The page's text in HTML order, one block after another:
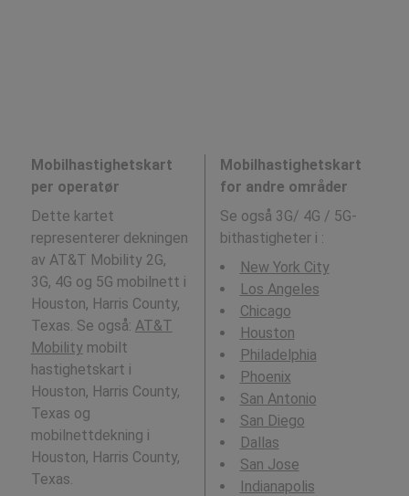
Mobilhastighetskart
per operatør
Dette kartet
representerer dekningen
av AT&T Mobility 2G,
3G, 4G og 5G mobilnett i
Houston, Harris County,
Texas. Se også: AT&T
Mobilitymobilt
hastighetskart i
Houston, Harris County,
Texas og
mobilnettdekning i
Houston, Harris County,
Texas.
Mobilhastighetskart
for andre områder
Se også 3G/ 4G / 5G-
bithastigheter i :
New York City
Los Angeles
Chicago
Houston
Philadelphia
Phoenix
San Antonio
San Diego
Dallas
San Jose
Indianapolis